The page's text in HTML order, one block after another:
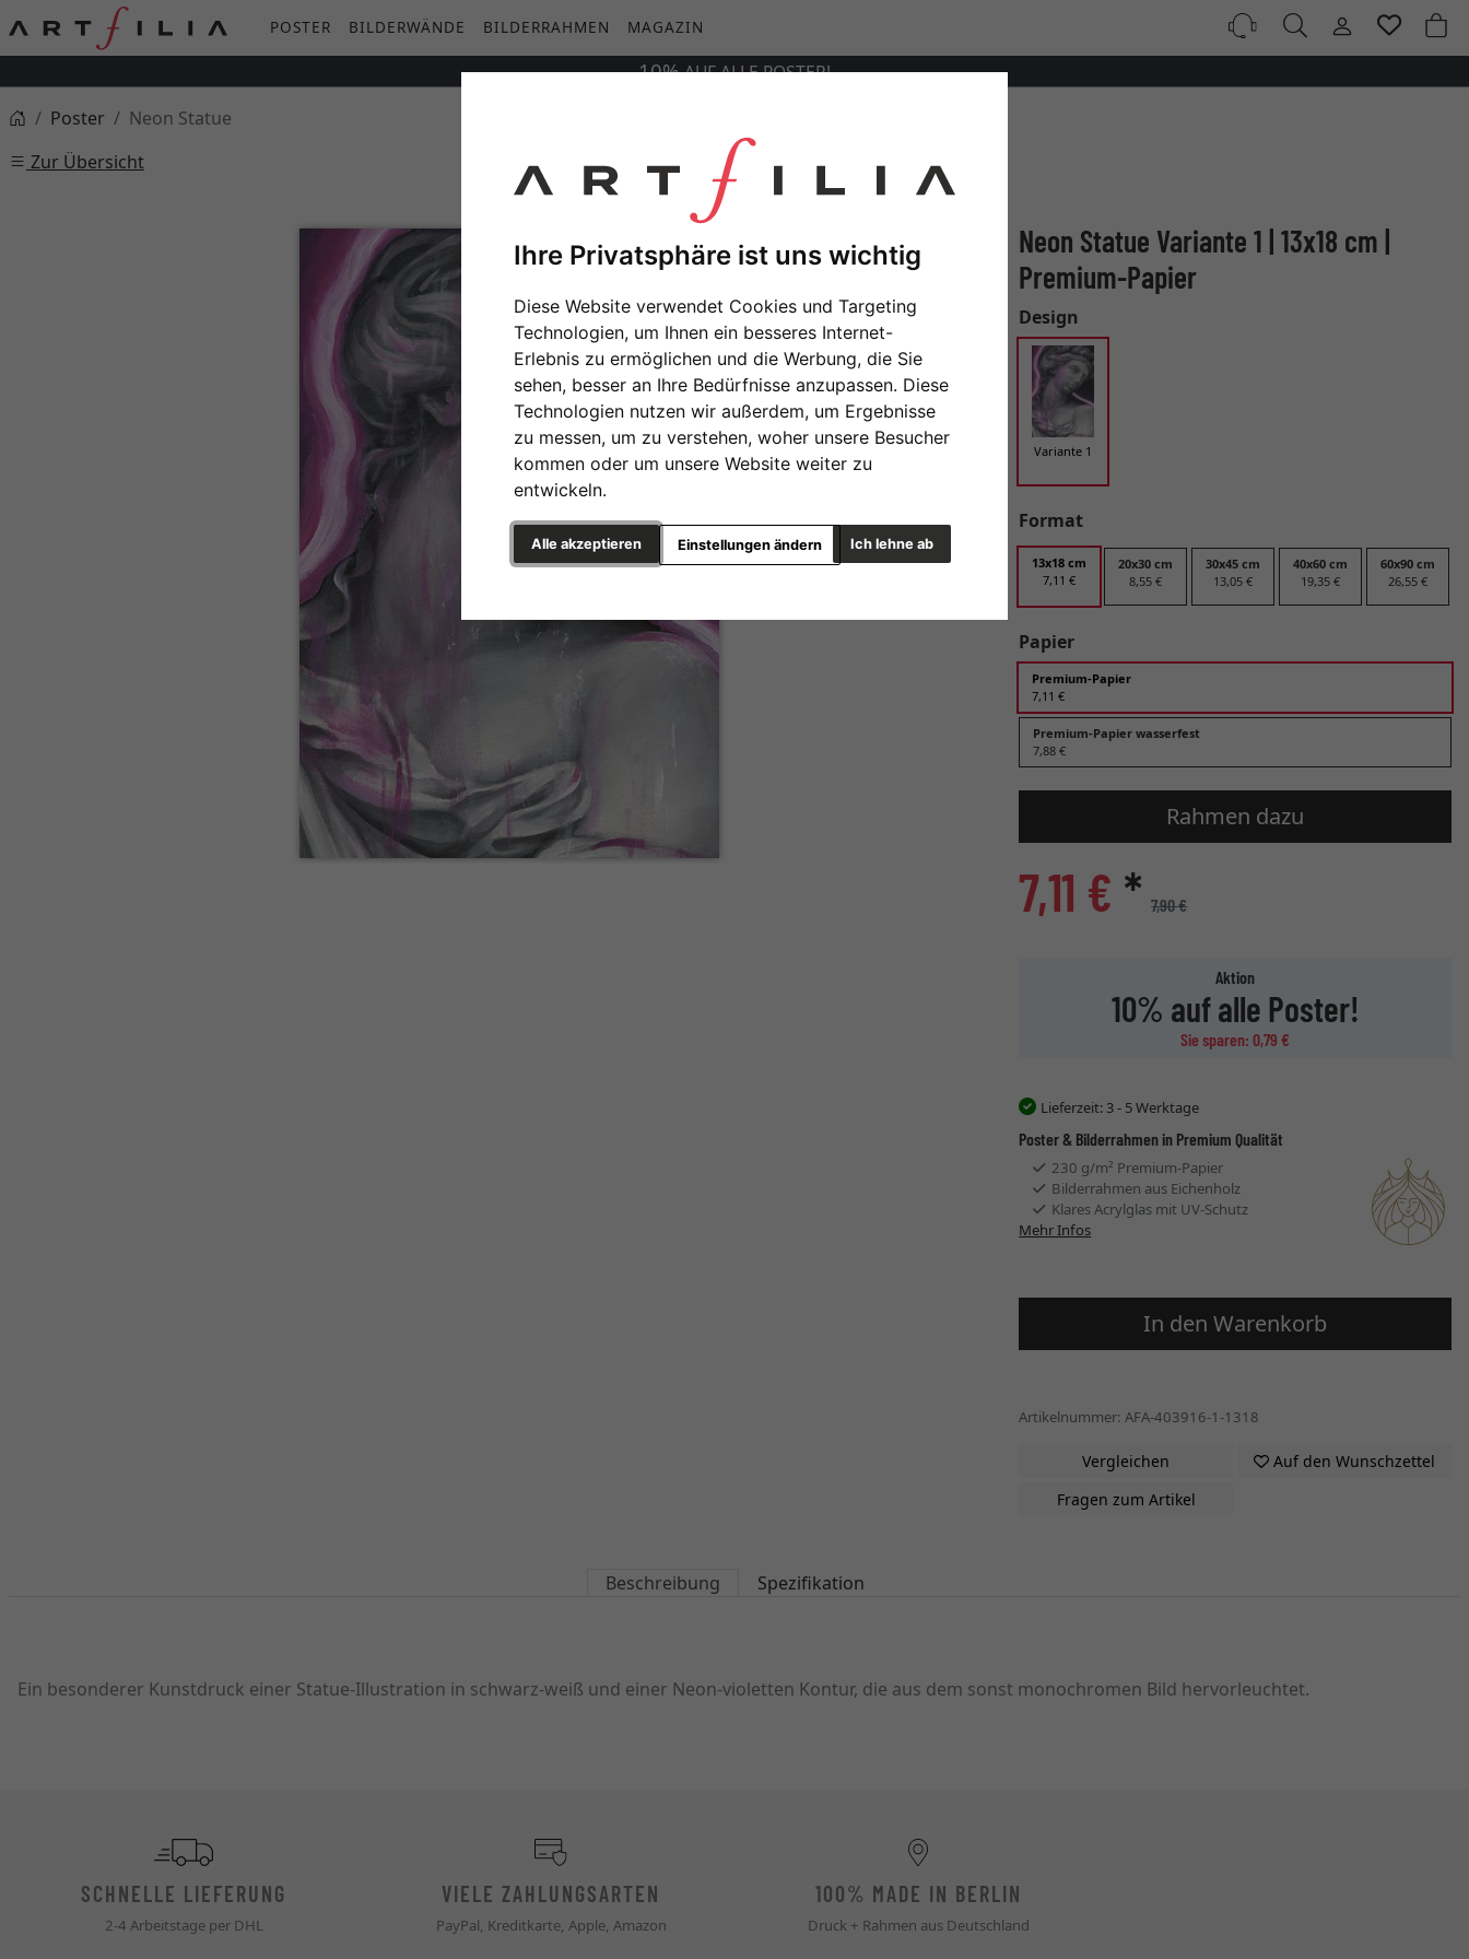
Ihre Privatsphäre ist uns wichtig
Diese Website verwendet Cookies und Targeting
Technologien, um Ihnen ein besseres Internet-
Erlebnis zu ermöglichen und die Werbung, die Sie
sehen, besser an Ihre Bedürfnisse anzupassen. Diese
Technologien nutzen wir außerdem, um Ergebnisse
zu messen, um zu verstehen, woher unsere Besucher
kommen oder um unsere Website weiter zu
entwickeln.
Alle akzeptieren Ich lehne ab
Einstellungen ändern
POSTER BILDERWÄNDE BILDERRAHMEN MAGAZIN
10%AUFALLEPOSTER!
Poster
Neon Statue
Zur Übersicht
Neon Statue Variante 1 | 13x18 cm |
Premium-Papier
Design
Variante 1
Format
13x18 cm
7,11 €
20x30 cm
8,55 €
30x45 cm
13,05 €
40x60 cm
19,35 €
60x90 cm
26,55 €
Papier
Premium-Papier
7,11 €
Premium-Papier wasserfest
7,88 €
Rahmen dazu
7,11 € * 7,90 €
Aktion
10% auf alle Poster!
Sie sparen: 0,79 €
Lieferzeit: 3 - 5 Werktage
Poster & Bilderrahmen in Premium Qualität
230 g/m² Premium-Papier
Bilderrahmen aus Eichenholz
Klares Acrylglas mit UV-Schutz
Mehr Infos
In den Warenkorb
Artikelnummer: AFA-403916-1-1318
Vergleichen
Auf den Wunschzettel
Fragen zum Artikel
Beschreibung Spezifikation
Ein besonderer Kunstdruck einer Statue-Illustration in schwarz-weiß und einer Neon-violetten Kontur, die aus dem sonst monochromen Bild hervorleuchtet.
SCHNELLE LIEFERUNG
2-4 Arbeitstage per DHL
VIELE ZAHLUNGSARTEN
PayPal, Kreditkarte, Apple, Amazon
100% MADE IN BERLIN
Druck + Rahmen aus Deutschland